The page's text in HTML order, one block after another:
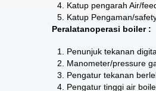
Katup pengarah Air/
Katup Pengaman/
Peralatanoperasi boiler :
Penunjuk tekanan
Manometer/pressure
Pengatur tekanan
Pengatur tinggi air